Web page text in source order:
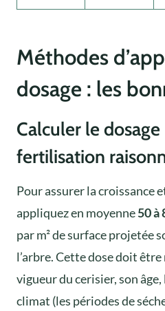
Méthodes
dosage : les
Calculer le
fertilisation
Pour assurer la croissance
appliquez en moyenne50 à
par m² de surface projetée
l’arbre. Cette dose doit
vigueur du cerisier, son
climat (les périodes de